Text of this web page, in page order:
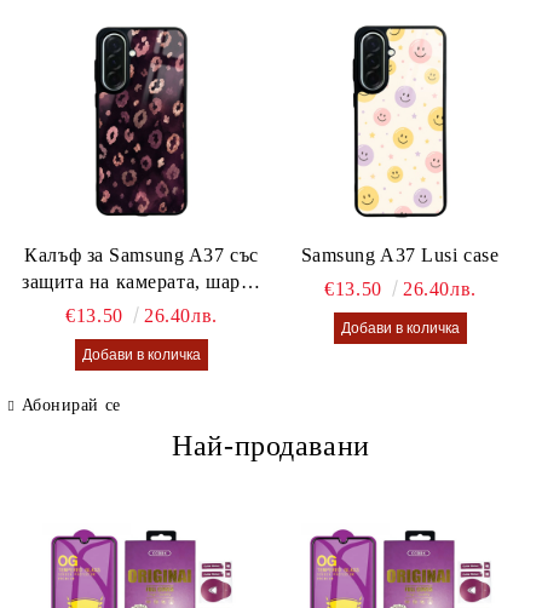
Калъф за Samsung A37 със
защита на камерата, шарен
калъф Lusi case
€13.50 26.40лв.
Samsung A37 Lusi case
€13.50
26.40лв.
Абонирай се
Най-продавани